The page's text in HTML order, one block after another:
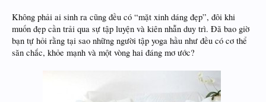
Không phải ai sinh ra cũng đều có “mặt xinh dáng đẹp”, đôi khi
muốn đẹp cần trải qua sự tập luyện và kiên nhẫn duy trì. Đã bao giờ
bạn tự hỏi rằng tại sao những người tập yoga hầu như đều có cơ thể
săn chắc, khỏe mạnh và một vòng hai đáng mơ ước?